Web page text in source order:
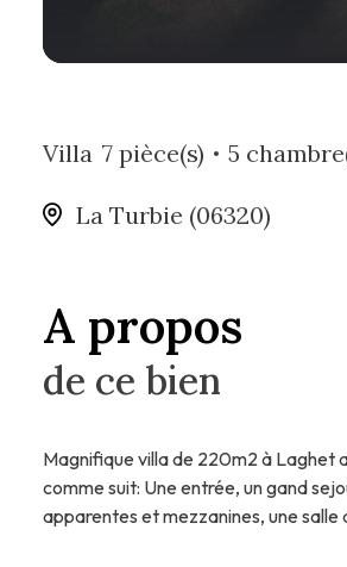
Villa 7 pièce(s) 5
La Turbie (06320)
A propos
de ce bien
Magnifique villa de 220m2 à Laghet
comme suit: Une entrée, un gand
apparentes et mezzanines, une salle